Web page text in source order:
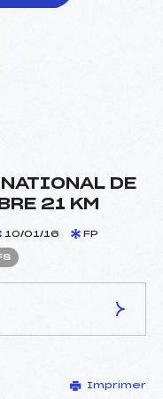
DE
21 KM
10/01/16 FP
JEAN HUBERT ()
Imprimer